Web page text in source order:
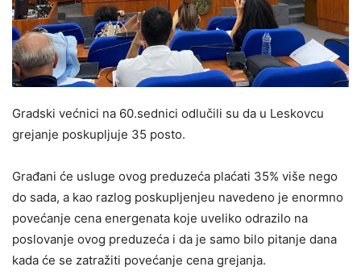
Gradski većnici na 60.sednici odlučili su da u Leskovcu
grejanje poskupljuje 35 posto.
Građani će usluge ovog preduzeća plaćati 35% više nego
do sada, a kao razlog poskupljenjeu navedeno je enormno
povećanje cena energenata koje uveliko odrazilo na
poslovanje ovog preduzeća i da je samo bilo pitanje dana
kada će se zatražiti povećanje cena grejanja.